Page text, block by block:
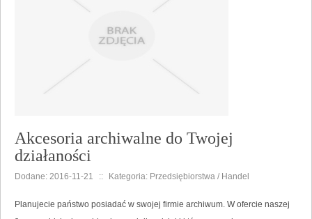
Akcesoria archiwalne do Twojej
działaności
Dodane: 2016-11-21 :: Kategoria: Przedsiębiorstwa / Handel
Planujecie państwo posiadać w swojej firmie archiwum. W ofercie naszej